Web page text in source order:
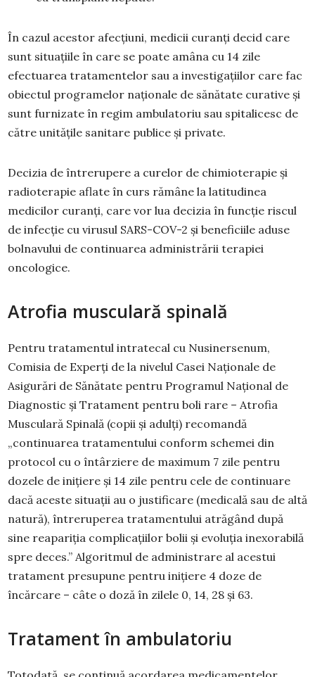
În cazul acestor afecțiuni, medicii curanţi decid care
sunt situaţiile în care se poate amâna cu 14 zile
efectuarea tratamentelor sau a investigaţiilor care fac
obiectul programelor naţionale de sănătate curative şi
sunt furnizate în regim ambulatoriu sau spitalicesc de
către unităţile sanitare publice și private.
Decizia de întrerupere a curelor de chimioterapie şi
radioterapie aflate în curs rămâne la latitudinea
medicilor curanţi, care vor lua decizia în funcţie riscul
de infecţie cu virusul SARS-COV-2 şi beneficiile aduse
bolnavului de continuarea administrării terapiei
oncologice.
Atrofia musculară spinală
Pentru tratamentul intratecal cu Nusinersenum,
Comisia de Experţi de la nivelul Casei Naţionale de
Asigurări de Sănătate pentru Programul Național de
Diagnostic şi Tratament pentru boli rare – Atrofia
Musculară Spinală (copii şi adulţi) recomandă
„continuarea tratamentului conform schemei din
protocol cu o întârziere de maximum 7 zile pentru
dozele de iniţiere şi 14 zile pentru cele de continuare
dacă aceste situaţii au o justificare (medicală sau de altă
natură), întreruperea tratamentului atrăgând după
sine reapariţia complicaţiilor bolii şi evoluţia inexorabilă
spre deces.” Algoritmul de administrare al acestui
tratament presupune pentru iniţiere 4 doze de
încărcare – câte o doză în zilele 0, 14, 28 şi 63.
Tratament în ambulatoriu